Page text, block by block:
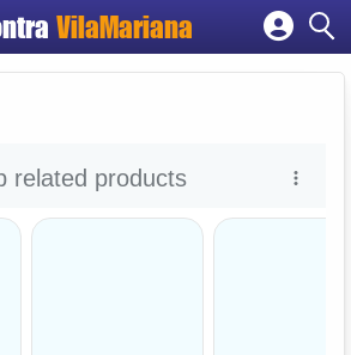
VilaMariana
Cadastrar empresa